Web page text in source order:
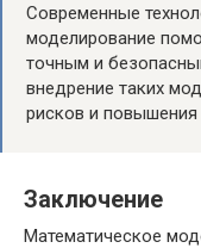
Современные
моделирование
точным и
внедрение таких
рисков и повышения
Заключение
Математическое